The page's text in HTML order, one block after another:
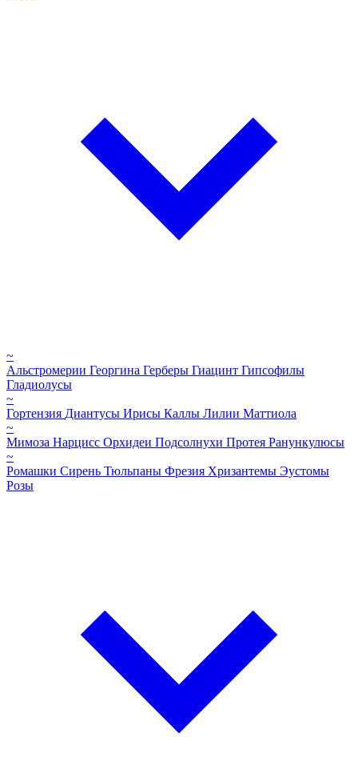
~
Альстромерии Георгина Герберы Гиацинт Гипсофилы
Гладиолусы
~
Гортензия Диантусы Ирисы Каллы Лилии Маттиола
~
Мимоза Нарцисс Орхидеи Подсолнухи Протея Ранункулюсы
~
Ромашки Сирень Тюльпаны Фрезия Хризантемы Эустомы
Розы